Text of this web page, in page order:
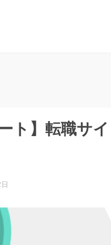
ト】転職サ